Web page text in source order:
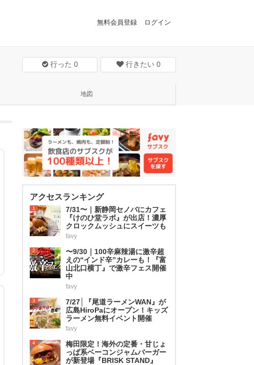
無料会員登録 ログイン
行った 0 行きたい 0
地図
アクセスランキング
1
7/31〜｜新静岡セノバにカフェ
『けのひ堂ラボ』が出店！濃厚
クロックムッシュにスイーツも
favy
2
〜9/30｜100辛麻辣湯に激辛超
えの“インド辛”カレーも！『富
山北口横丁』で激辛フェス開催
中
favy
3
7/27│『尾道ラーメンWAN』が
広島HiroPaにオープン！キッズ
ラーメン無料イベント開催
favy
4
梅田限定！海外の定番・甘じょ
っぱ系ベーコンジャムバーガー
が新登場『BRISK STAND』